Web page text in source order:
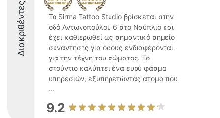
Διακριθέντες
Το Sirma Tattoo Studio βρίσκεται στην
οδό Αντωνοπούλου 6 στο Ναύπλιο και
έχει καθιερωθεί ως σημαντικό σημείο
συνάντησης για όσους ενδιαφέρονται
για την τέχνη του σώματος. Το
στούντιο καλύπτει ένα ευρύ φάσμα
υπηρεσιών, εξυπηρετώντας άτομα που
...
9.2